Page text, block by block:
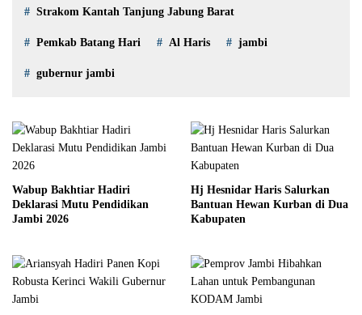
Strakom Kantah Tanjung Jabung Barat
Pemkab Batang Hari Al Haris jambi
gubernur jambi
Wabup Bakhtiar Hadiri
Deklarasi Mutu Pendidikan
Jambi 2026
Hj Hesnidar Haris Salurkan
Bantuan Hewan Kurban di Dua
Kabupaten